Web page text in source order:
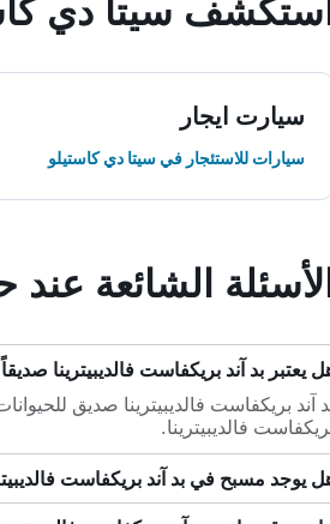
سيارت ايجار
سيارات للاستئجار في سيتا دي كاستيلو
الشائعة عند
يعتبر بد آند بريكفاست فالديبيترينا صديقاً
آند بريكفاست فالديبيترينا صديق
فالديبيترينا.
يوجد مسبح في بد آند بريكفاست